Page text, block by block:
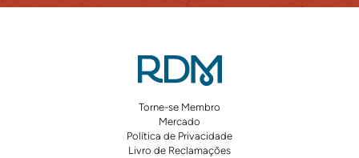
Torne-se Membro
Mercado
Política de Privacidade
Livro de Reclamações